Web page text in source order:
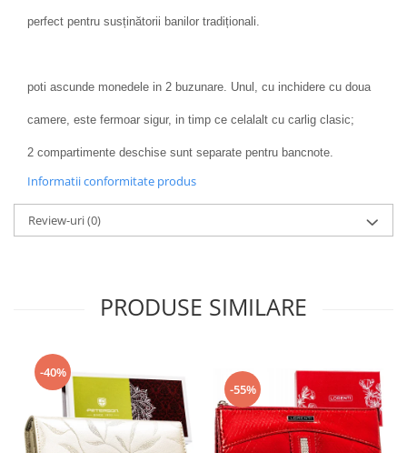
perfect pentru susținătorii banilor tradiționali.
poti ascunde monedele in 2 buzunare. Unul, cu inchidere cu doua
camere, este fermoar sigur, in timp ce celalalt cu carlig clasic;
2 compartimente deschise sunt separate pentru bancnote.
Informatii conformitate produs
Review-uri(0)
PRODUSE SIMILARE
-40%
-55%